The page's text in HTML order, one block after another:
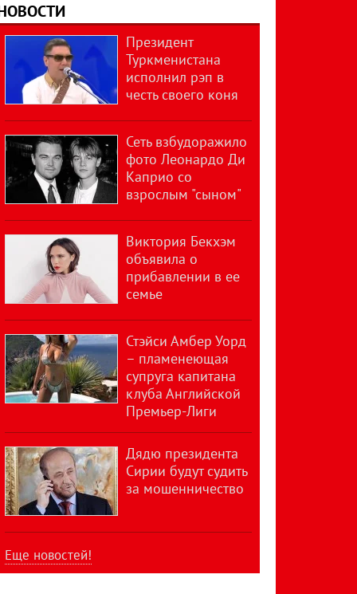
Президент
Туркменистана
исполнил рэп в
честь своего коня
Сеть взбудоражило
фото Леонардо Ди
Каприо со
взрослым "сыном"
Виктория Бекхэм
объявила о
прибавлении в ее
семье
Стэйси Амбер Уорд
– пламенеющая
супруга капитана
клуба Английской
Премьер-Лиги
Дядю президента
Сирии будут судить
за мошенничество
Еще новостей!